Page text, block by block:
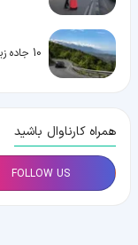
10 جاده زیبا و خاص ایران برای سفر جاده‌ای
همراه کارناوال باشید
FOLLOW US